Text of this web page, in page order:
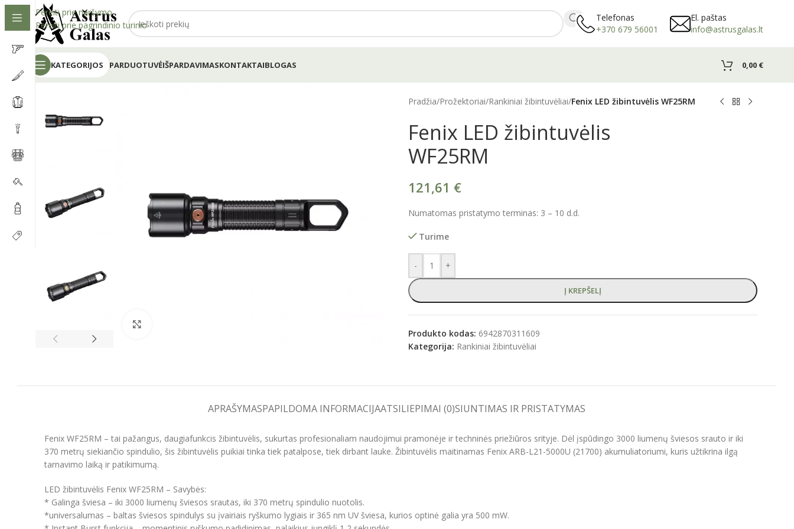
Pereiti prie naršymo
Pereiti prie pagrindinio turinio
Telefonas
+370 679 56001
El. paštas
info@astrusgalas.lt
KATEGORIJOS PARDUOTUVĖIŠPARDAVIMASKONTAKTAIBLOGAS 0,00 €
Pradžia/Prožektoriai/Rankiniai žibintuvėliai/Fenix LED žibintuvėlis WF25RM
Fenix LED žibintuvėlis
WF25RM
121,61 €
Numatomas pristatymo terminas: 3 – 10 d.d.
Turime
- +
Į KREPŠELĮ
Produkto kodas: 6942870311609
Kategorija: Rankiniai žibintuvėliai
APRAŠYMASPAPILDOMA INFORMACIJAATSILIEPIMAI (0)SIUNTIMAS IR PRISTATYMAS
Fenix WF25RM – tai pažangus, daugiafunkcis žibintuvėlis, sukurtas profesionaliam naudojimui pramonėje ir techninės priežiūros srityje. Dėl įspūdingo 3000 liumenų šviesos srauto ir iki
370 metrų siekiančio spindulio, šis žibintuvėlis puikiai tinka tiek patalpose, tiek dirbant lauke. Žibintuvėlis maitinamas Fenix ARB-L21-5000U (21700) akumuliatoriumi, kuris užtikrina ilgą
tarnavimo laiką ir patikimumą.
LED žibintuvėlis Fenix WF25RM – Savybės:
* Galinga šviesa – iki 3000 liumenų šviesos srautas, iki 370 metrų spindulio nuotolis.
*universalumas – baltas šviesos spindulys su įvairiais ryškumo lygiais ir 365 nm UV šviesa, kurios optinė galia yra 500 mW.